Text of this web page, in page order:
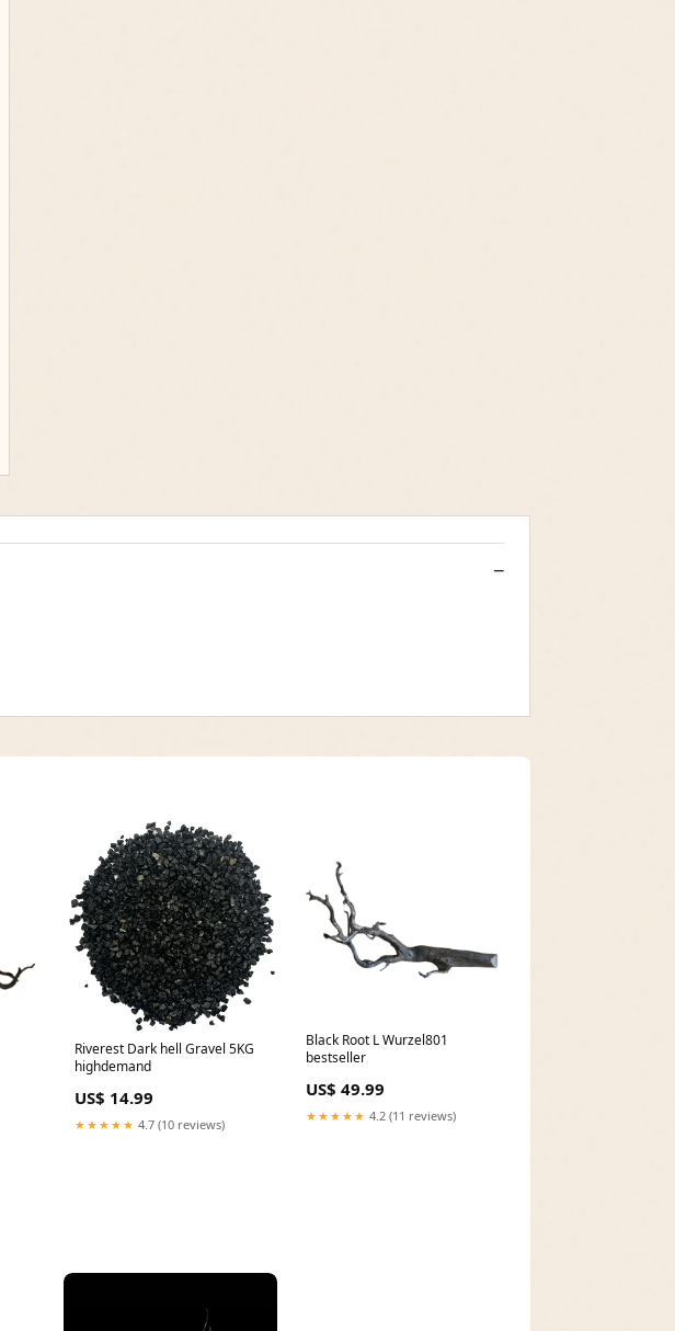
Riverest Dark hell Gravel 5KG
highdemand
US$ 14.99
★★★★★ 4.7 (10 reviews)
Black Root L Wurzel801
bestseller
US$ 49.99
★★★★★ 4.2 (11 reviews)